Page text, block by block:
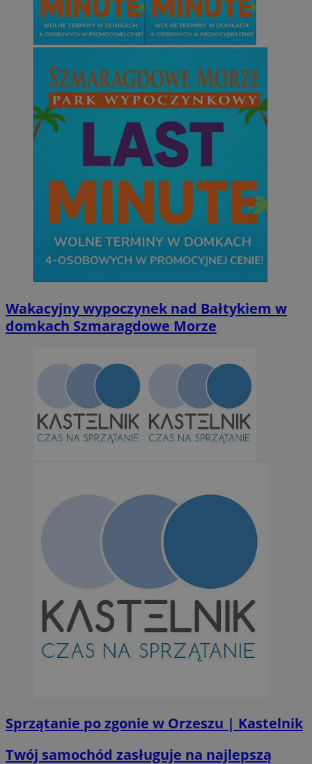
Wakacyjny wypoczynek nad Bałtykiem w
domkach Szmaragdowe Morze
Sprzątanie po zgonie w Orzeszu | Kastelnik
Twój samochód zasługuje na najlepszą